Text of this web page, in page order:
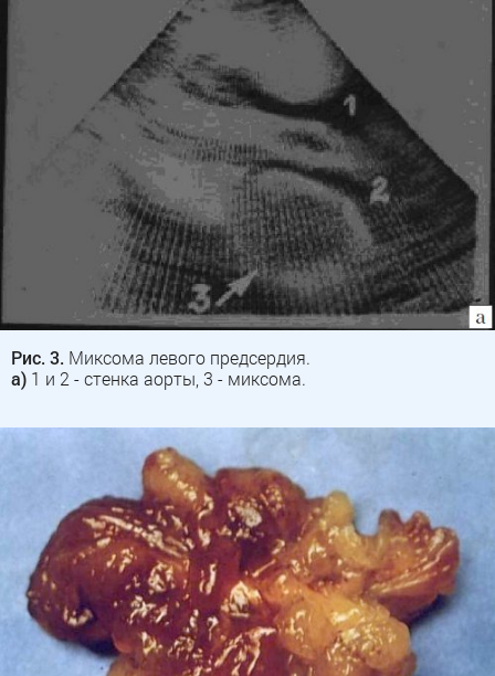
Рис. 3. Миксома левого предсердия.
а) 1 и 2 - стенка аорты, 3 - миксома.